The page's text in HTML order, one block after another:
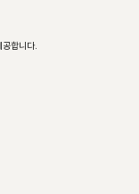
공합니다.